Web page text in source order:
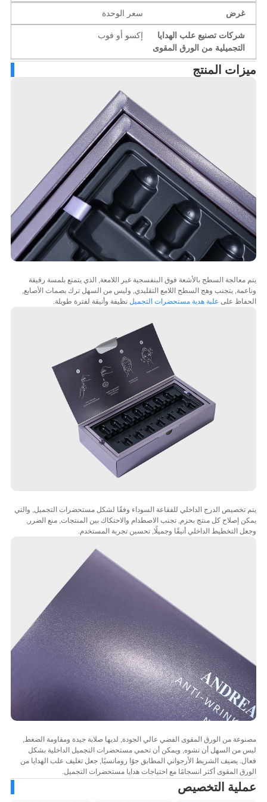
سعر الوحدة
شركات تصنيع علب الهدايا
التجميلية من الورق المقوى
إكسو أو فوب
المنتج
معالجة السطح بالأشعة فوق البنفسجية غير اللامعة, الذي يتمتع بلمسة رقيقة
يتجنب وهج السطح اللامع التقليدي, وليس من السهل ترك بصمات الأصابع,
علىعلبة هدية مستحضرات التجميلنظيفة وأنيقة لفترة طويلة.
تخصيص الدرج الداخلي للفقاعة السوداء وفقًا لشكل مستحضرات التجميل, والتي
إصلاح كل منتج بحزم, تجنب الاصطدام والاحتكاك بين المنتجات, منع الضرر,
التخطيط الداخلي أنيقًا وجميلًا, تحسين تجربة المستخدم.
من الورق المقوى الفضي عالي الجودة, لديها صلابة جيدة ومقاومة الضغط,
من السهل أن تشوه, ويمكن أن تحمي مستحضرات التجميل الداخلية بشكل
يضيف الشريط الأرجواني المطابق جوًا رومانسيًا, جعل تغليف علب الهدايا من
المقوى أكثر انسجامًا مع احتياجات هدايا مستحضرات التجميل.
التخصيص